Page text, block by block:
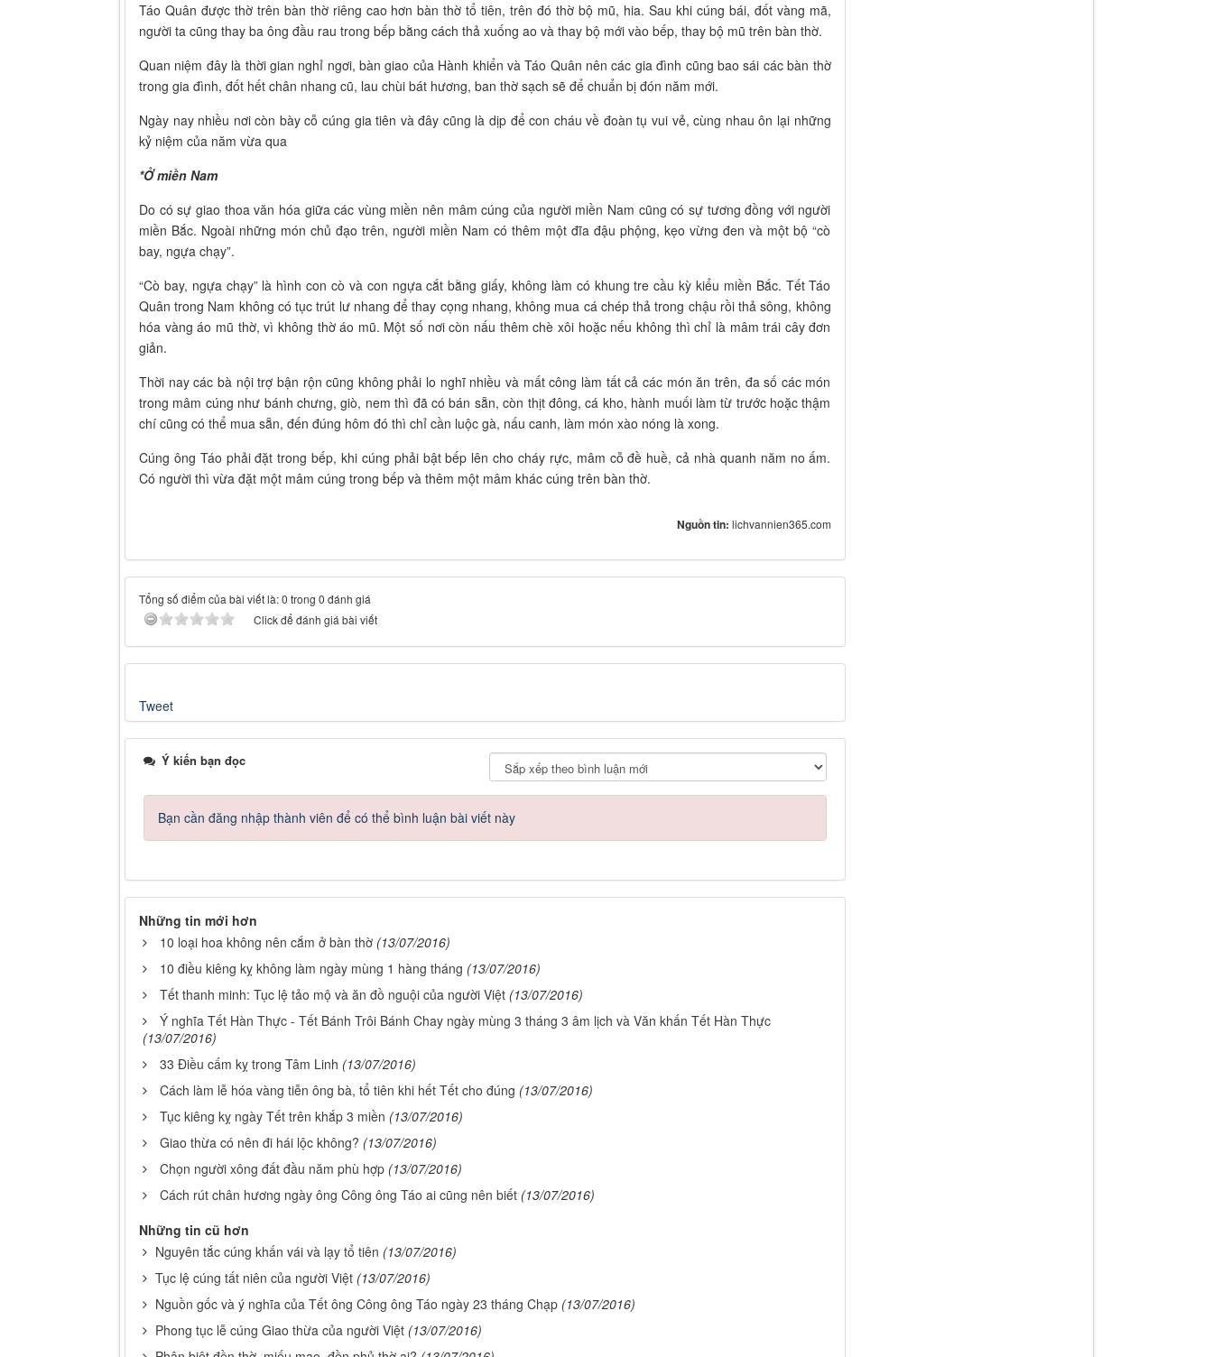
Táo Quân được thờ trên bàn thờ riêng cao hơn bàn thờ tổ tiên, trên đó thờ bộ mũ, hia. Sau khi cúng bái, đốt vàng mã,
người ta cũng thay ba ông đầu rau trong bếp bằng cách thả xuống ao và thay bộ mới vào bếp, thay bộ mũ trên bàn thờ.
Quan niệm đây là thời gian nghỉ ngơi, bàn giao của Hành khiển và Táo Quân nên các gia đình cũng bao sái các bàn thờ
trong gia đình, đốt hết chân nhang cũ, lau chùi bát hương, ban thờ sạch sẽ để chuẩn bị đón năm mới.
Ngày nay nhiều nơi còn bày cỗ cúng gia tiên và đây cũng là dịp để con cháu về đoàn tụ vui vẻ, cùng nhau ôn lại những
kỷ niệm của năm vừa qua
*Ở miền Nam
Do có sự giao thoa văn hóa giữa các vùng miền nên mâm cúng của người miền Nam cũng có sự tương đồng với người
miền Bắc. Ngoài những món chủ đạo trên, người miền Nam có thêm một đĩa đậu phộng, kẹo vừng đen và một bộ “cò
bay, ngựa chạy”.
“Cò bay, ngựa chạy” là hình con cò và con ngựa cắt bằng giấy, không làm có khung tre cầu kỳ kiểu miền Bắc. Tết Táo
Quân trong Nam không có tục trút lư nhang để thay cọng nhang, không mua cá chép thả trong chậu rồi thả sông, không
hóa vàng áo mũ thờ, vì không thờ áo mũ. Một số nơi còn nấu thêm chè xôi hoặc nếu không thì chỉ là mâm trái cây đơn
giản.
Thời nay các bà nội trợ bận rộn cũng không phải lo nghĩ nhiều và mất công làm tất cả các món ăn trên, đa số các món
trong mâm cúng như bánh chưng, giò, nem thì đã có bán sẵn, còn thịt đông, cá kho, hành muối làm từ trước hoặc thậm
chí cũng có thể mua sẵn, đến đúng hôm đó thì chỉ cần luộc gà, nấu canh, làm món xào nóng là xong.
Cúng ông Táo phải đặt trong bếp, khi cúng phải bật bếp lên cho cháy rực, mâm cỗ đề huề, cả nhà quanh năm no ấm.
Có người thì vừa đặt một mâm cúng trong bếp và thêm một mâm khác cúng trên bàn thờ.
Nguồn tin: lichvannien365.com
Tổng số điểm của bài viết là: 0 trong 0 đánh giá
Click để đánh giá bài viết
Tweet
Ý kiến bạn đọc
Bạn cần đăng nhập thành viên để có thể bình luận bài viết này
Những tin mới hơn
10 loại hoa không nên cắm ở bàn thờ (13/07/2016)
10 điều kiêng kỵ không làm ngày mùng 1 hàng tháng (13/07/2016)
Tết thanh minh: Tục lệ tảo mộ và ăn đồ nguội của người Việt (13/07/2016)
Ý nghĩa Tết Hàn Thực - Tết Bánh Trôi Bánh Chay ngày mùng 3 tháng 3 âm lịch và Văn khấn Tết Hàn Thực
(13/07/2016)
33 Điều cấm kỵ trong Tâm Linh (13/07/2016)
Cách làm lễ hóa vàng tiễn ông bà, tổ tiên khi hết Tết cho đúng (13/07/2016)
Tục kiêng kỵ ngày Tết trên khắp 3 miền (13/07/2016)
Giao thừa có nên đi hái lộc không? (13/07/2016)
Chọn người xông đất đầu năm phù hợp (13/07/2016)
Cách rút chân hương ngày ông Công ông Táo ai cũng nên biết (13/07/2016)
Những tin cũ hơn
Nguyên tắc cúng khấn vái và lạy tổ tiên (13/07/2016)
Tục lệ cúng tất niên của người Việt (13/07/2016)
Nguồn gốc và ý nghĩa của Tết ông Công ông Táo ngày 23 tháng Chạp (13/07/2016)
Phong tục lễ cúng Giao thừa của người Việt (13/07/2016)